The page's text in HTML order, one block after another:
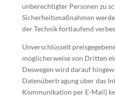
unberechtigter Personen zu
Sicherheitsmaßnahmen
der Technik fortlaufend
Unverschlüsselt
möglicherweise von Dritten
Deswegen wird darauf
Datenübertragung über das
Kommunikation per E-Mail)